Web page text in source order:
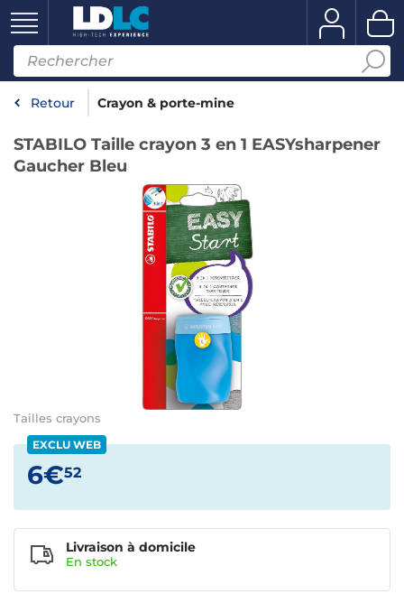
Retour Crayon & porte-mine
STABILO Taille crayon 3 en 1 EASYsharpener
Gaucher Bleu
Tailles crayons
EXCLU WEB
6€52
Livraison à domicile
En stock